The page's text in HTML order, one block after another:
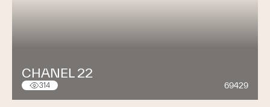
CHANEL 22
314 69429